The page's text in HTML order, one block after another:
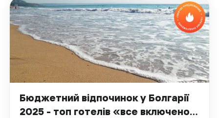
Бюджетний відпочинок у Болгарії
2025 - топ готелів «все включено»